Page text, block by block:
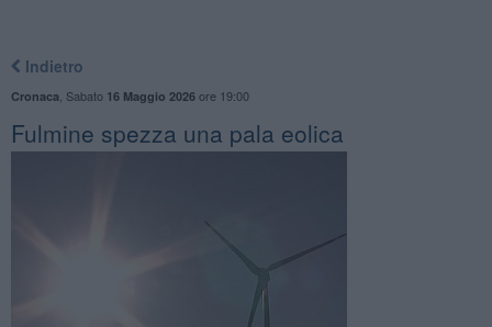
Indietro
Cronaca Sabato 16 Maggio 2026ore 19:00
Fulmine spezza una pala eolica